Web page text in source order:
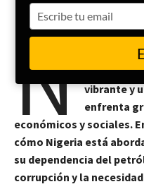
Roberto Pipia
N
igeria está
liderazgo
vibrante y
enfrenta
económicos y sociales.
cómo Nigeria está
su dependencia del
corrupción y la
name
your
email